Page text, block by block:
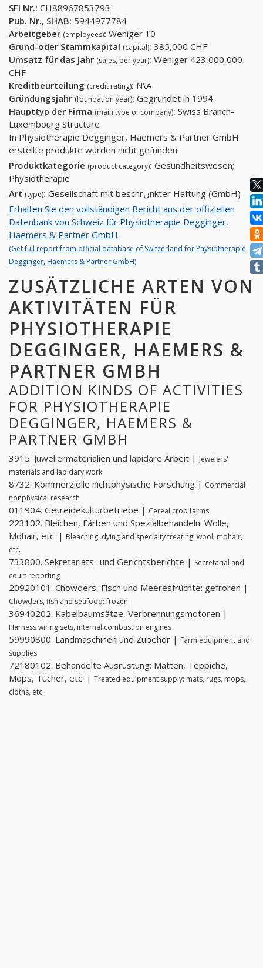
SFI Nr.: CH88967853793
Pub. Nr., SHAB: 5944977784
Arbeitgeber (employees): Weniger 10
Grund-oder Stammkapital (capital): 385,000 CHF
Umsatz für das Jahr (sales, per year): Weniger 423,000,000
CHF
Kreditbeurteilung (credit rating): N\A
Gründungsjahr (foundation year): Gegründet in 1994
Haupttyp der Firma (main type of company): Swiss Branch-
Luxembourg Structure
In Physiotherapie Degginger, Haemers & Partner GmbH
erstellte produkte wurden nicht gefunden
Produktkategorie (product category): Gesundheitswesen;
Physiotherapie
Art (type):
Gesellschaft mit beschrنnkter Haftung (GmbH)
Erhalten Sie den vollständigen Bericht aus der offiziellen
Datenbank von Schweiz für Physiotherapie Degginger,
Haemers & Partner GmbH
(Get full report from official database of Switzerland for Physiotherapie
Degginger, Haemers & Partner GmbH)
ZUSÄTZLICHE ARTEN VON
AKTIVITÄTEN FÜR
PHYSIOTHERAPIE
DEGGINGER, HAEMERS &
PARTNER GMBH
ADDITION KINDS OF ACTIVITIES
FOR PHYSIOTHERAPIE
DEGGINGER, HAEMERS &
PARTNER GMBH
3915. Juweliermaterialien und lapidare Arbeit | Jewelers'
materials and lapidary work
8732. Kommerzielle nichtphysische Forschung | Commercial
nonphysical research
011904. Getreidekulturbetriebe | Cereal crop farms
223102. Bleichen, Färben und Spezialbehandeln: Wolle,
Mohair, etc. | Bleaching, dying and specialty treating: wool, mohair,
etc.
733800. Sekretariats- und Gerichtsberichte | Secretarial and
court reporting
20920101. Chowders, Fisch und Meeresfrüchte: gefroren |
Chowders, fish and seafood: frozen
36940202. Kabelbaumsätze, Verbrennungsmotoren |
Harness wiring sets, internal combustion engines
59990800. Landmaschinen und Zubehör | Farm equipment and
supplies
72180102. Behandelte Ausrüstung: Matten, Teppiche,
Mops, Tücher, etc. | Treated equipment supply: mats, rugs, mops,
cloths, etc.